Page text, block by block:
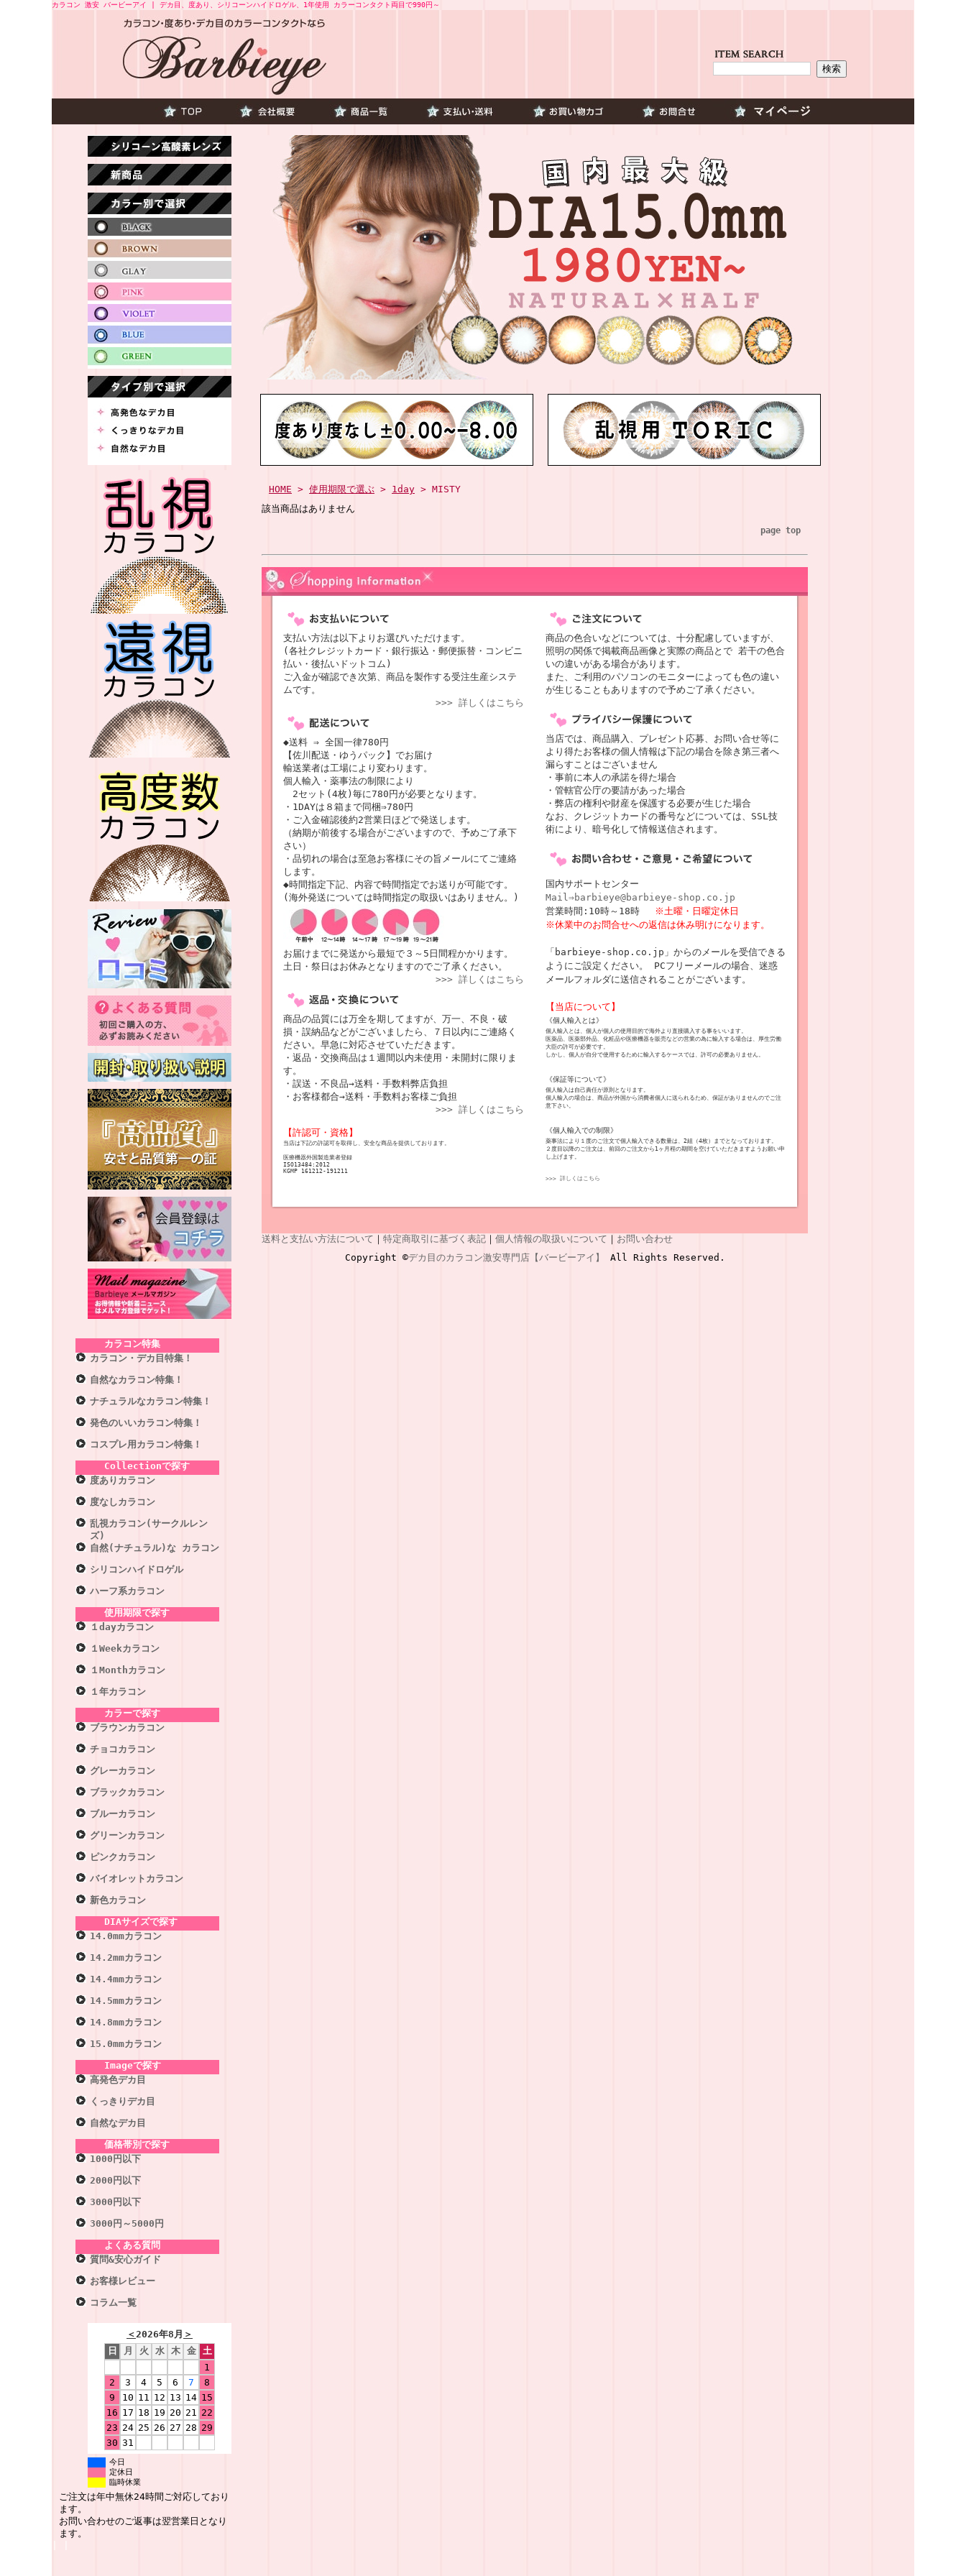
カラコン 激安 バービーアイ | デカ目、度あり、シリコーンハイドロゲル、1年使用 カラーコンタクト両目で990円～
カラコン特集
カラコン・デカ目特集！
自然なカラコン特集！
ナチュラルなカラコン特集！
発色のいいカラコン特集！
コスプレ用カラコン特集！
Collectionで探す
度ありカラコン
度なしカラコン
乱視カラコン(サークルレン
ズ)
自然(ナチュラル)な カラコン
シリコンハイドロゲル
ハーフ系カラコン
使用期限で探す
１dayカラコン
１Weekカラコン
１Monthカラコン
１年カラコン
カラーで探す
ブラウンカラコン
チョコカラコン
グレーカラコン
ブラックカラコン
ブルーカラコン
グリーンカラコン
ピンクカラコン
バイオレットカラコン
新色カラコン
DIAサイズで探す
14.0mmカラコン
14.2mmカラコン
14.4mmカラコン
14.5mmカラコン
14.8mmカラコン
15.0mmカラコン
Imageで探す
高発色デカ目
くっきりデカ目
自然なデカ目
価格帯別で探す
1000円以下
2000円以下
3000円以下
3000円～5000円
よくある質問
質問&安心ガイド
お客様レビュー
コラム一覧
＜2026年8月 ＞
日
月 火 水 木 金
土
1
2
3 4 5 6 7
8
9
10 11 12 13 14 15
16 17 18 19 20 21 22
23 24 25 26 27 28 29
30 31
今日
定休日
臨時休業
ご注文は年中無休24時間ご対応しており
ます。
お問い合わせのご返事は翌営業日となり
ます。
HOME > 使用期限で選ぶ > 1day > MISTY
該当商品はありません
page top
支払い方法は以下よりお選びいただけます。
(各社クレジットカード・銀行振込・郵便振替・コンビニ
払い・後払いドットコム)
ご入金が確認でき次第、商品を製作する受注生産システ
ムです。
>>> 詳しくはこちら
◆送料 ⇒ 全国一律780円
【佐川配送・ゆうパック】でお届け
輸送業者は工場により変わります。
個人輸入・薬事法の制限により
2セット(4枚)毎に780円が必要となります。
・1DAYは８箱まで同梱⇒780円
・ご入金確認後約2営業日ほどで発送します。
（納期が前後する場合がございますので、予めご了承下
さい）
・品切れの場合は至急お客様にその旨メールにてご連絡
します。
◆時間指定下記、内容で時間指定でお送りが可能です。
(海外発送については時間指定の取扱いはありません。)
お届けまでに発送から最短で３～5日間程かかります。
土日・祭日はお休みとなりますのでご了承ください。
>>> 詳しくはこちら
商品の品質には万全を期してますが、万一、不良・破
損・誤納品などがございましたら、７日以内にご連絡く
ださい。早急に対応させていただきます。
・返品・交換商品は１週間以内未使用・未開封に限りま
す。
・誤送・不良品→送料・手数料弊店負担
・お客様都合→送料・手数料お客様ご負担
>>> 詳しくはこちら
【許認可・資格】
当店は下記の許認可を取得し、安全な商品を提供しております。
医療機器外国製造業者登録
ISO13484:2012
KGMP 161212-191211
商品の色合いなどについては、十分配慮していますが、
照明の関係で掲載商品画像と実際の商品とで 若干の色合
いの違いがある場合があります。
また、ご利用のパソコンのモニターによっても色の違い
が生じることもありますので予めご了承ください。
当店では、商品購入、プレゼント応募、お問い合せ等に
より得たお客様の個人情報は下記の場合を除き第三者へ
漏らすことはございません
・事前に本人の承諾を得た場合
・管轄官公庁の要請があった場合
・弊店の権利や財産を保護する必要が生じた場合
なお、クレジットカードの番号などについては、SSL技
術により、暗号化して情報送信されます。
国内サポートセンター
Mail⇒barbieye@barbieye-shop.co.jp
営業時間:10時～18時
※土曜・日曜定休日
※休業中のお問合せへの返信は休み明けになります。
「barbieye-shop.co.jp」からのメールを受信できる
ようにご設定ください。 PCフリーメールの場合、迷惑
メールフォルダに送信されることがございます。
【当店について】
《個人輸入とは》
個人輸入とは、個人が個人の使用目的で海外より直接購入する事をいいます。
医薬品、医薬部外品、化粧品や医療機器を販売などの営業の為に輸入する場合は、厚生労働
大臣の許可が必要です。
しかし、個人が自分で使用するために輸入するケースでは、許可の必要ありません。
《保証等について》
個人輸入は自己責任が原則となります。
個人輸入の場合は、商品が外国から消費者個人に送られるため、保証がありませんのでご注
意下さい。
《個人輸入での制限》
薬事法により１度のご注文で個人輸入できる数量は、2組（4枚）までとなっております。
２度目以降のご注文は、前回のご注文から1ヶ月程の期間を空けていただきますようお願い申
し上げます。
>>> 詳しくはこちら
送料と支払い方法について ｜ 特定商取引に基づく表記 ｜ 個人情報の取扱いについて ｜ お問い合わせ
Copyright ©デカ目のカラコン激安専門店【バービーアイ】 All Rights Reserved.